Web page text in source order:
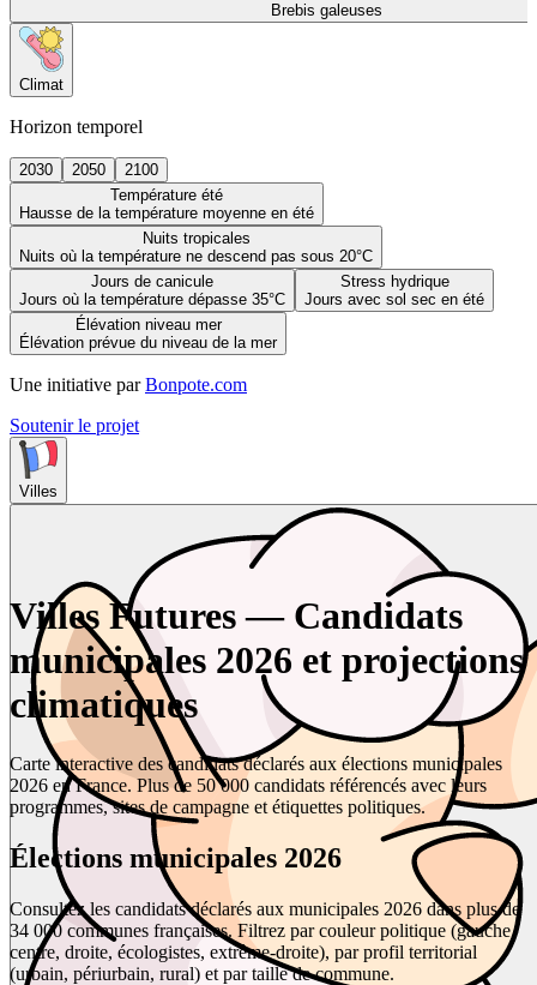
Brebis galeuses
Climat
Horizon temporel
2030 2050
2100
Température été
Hausse de la température moyenne en été
Nuits tropicales
Nuits où la température ne descend pas sous 20°C
Jours de canicule
Jours où la température dépasse 35°C
Stress hydrique
Jours avec sol sec en été
Élévation niveau mer
Élévation prévue du niveau de la mer
Une initiative par Bonpote.com
Soutenir le projet
Villes
Villes Futures — Candidats
municipales 2026 et projections
climatiques
Carte interactive des candidats déclarés aux élections municipales
2026 en France. Plus de 50 000 candidats référencés avec leurs
programmes, sites de campagne et étiquettes politiques.
Élections municipales 2026
Consultez les candidats déclarés aux municipales 2026 dans plus de
34 000 communes françaises. Filtrez par couleur politique (gauche,
centre, droite, écologistes, extrême-droite), par profil territorial
(urbain, périurbain, rural) et par taille de commune.